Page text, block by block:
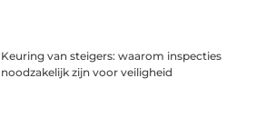
Keuring van steigers: waarom inspecties
noodzakelijk zijn voor veiligheid